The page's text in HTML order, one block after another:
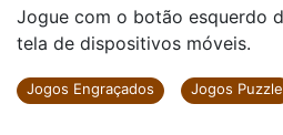
Jogue com o botão esquerdo
tela de dispositivos móveis.
Jogos Engraçados Jogos Puzzle